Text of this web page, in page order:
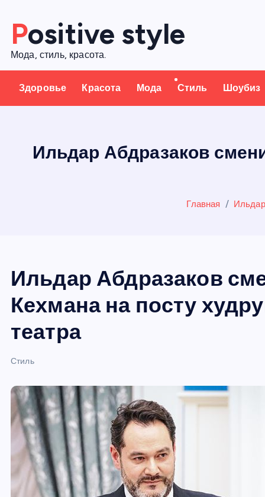
Positive style
Мода, стиль, красота.
Здоровье Красота Мода Стиль Шоубиз
Ильдар Абдразаков
Главная
Ильдар Абдразаков
Кехмана на посту
театра
Стиль